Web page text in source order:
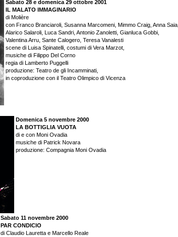
Sabato 28 e domenica 29 ottobre 2001
IL MALATO IMMAGINARIO
di Molière
con Franco Branciaroli, Susanna Marcomeni, Mimmo Craig, Anna Saia,
Alarico Salaroli, Luca Sandri, Antonio Zanoletti, Gianluca Gobbi,
Valentina Arru, Sante Calogero, Teresa Vanalesti
scene di Luisa Spinatelli, costumi di Vera Marzot,
musiche di Filippo Del Corno
regia di Lamberto Puggelli
produzione: Teatro de gli Incamminati,
in coproduzione con il Teatro Olimpico di Vicenza
Domenica 5 novembre 2000
LA BOTTIGLIA VUOTA
di e con Moni Ovadia
musiche di Patrick Novara
produzione: Compagnia Moni Ovadia
Sabato 11 novembre 2000
PAR CONDICIO
di Claudio Lauretta e Marcello Reale